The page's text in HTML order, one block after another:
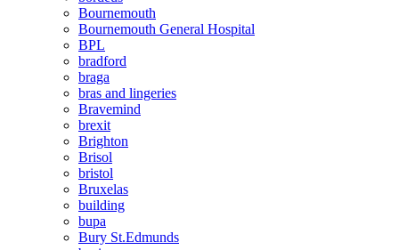
Bournemouth
Bournemouth General Hospital
BPL
bradford
braga
bras and lingeries
Bravemind
brexit
Brighton
Brisol
bristol
Bruxelas
building
bupa
Bury St.Edmunds